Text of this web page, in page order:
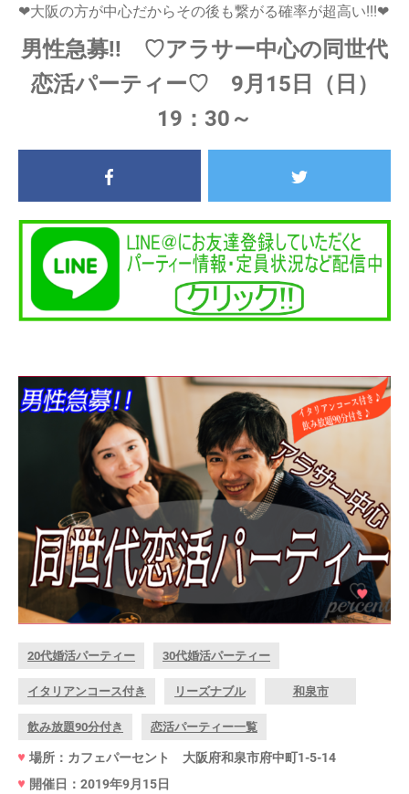
❤大阪の方が中心だからその後も繋がる確率が超高い!!!❤
男性急募!! ♡アラサー中心の同世代
恋活パーティー♡ 9月15日（日）
19：30～
20代婚活パーティー 30代婚活パーティー
イタリアンコース付き リーズナブル 和泉市
飲み放題90分付き 恋活パーティー一覧
場所：カフェパーセント 大阪府和泉市府中町1-5-14
開催日：2019年9月15日